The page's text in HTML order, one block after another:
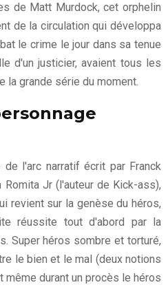
de Matt Murdock, cet orphelin
de la circulation qui développa
le crime le jour dans sa tenue
d'un justicier, avaient tous les
la grande série du moment.
l'arc narratif écrit par Franck
Jr (l'auteur de Kick-ass),
revient sur la genèse du héros,
réussite tout d'abord par la
Super héros sombre et torturé,
le bien et le mal (deux notions
même durant un procès le héros